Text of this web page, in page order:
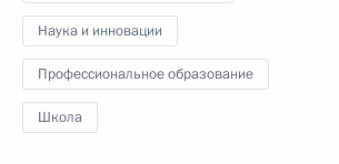
Наука и инновации
Профессиональное образование
Школа